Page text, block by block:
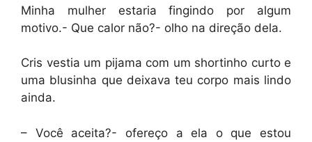
Minha mulher estaria fingindo por algum
motivo.- Que calor não?- olho na direção dela.
Cris vestia um pijama com um shortinho curto e
uma blusinha que deixava teu corpo mais lindo
ainda.
– Você aceita?- ofereço a ela o que estou